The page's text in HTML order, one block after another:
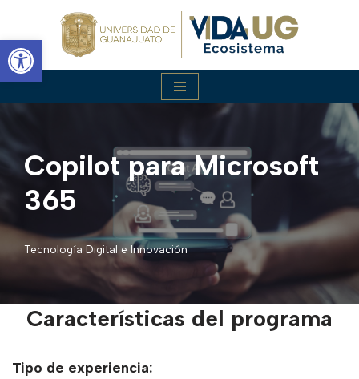
Abrir barra de herramientas
Saltar
al
contenido
Copilot para Microsoft
365
Tecnología Digital e Innovación
Características del programa
Tipo de experiencia: